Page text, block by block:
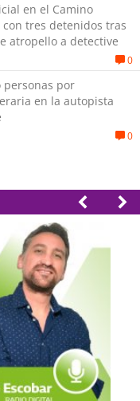
en el Camino
tres detenidos tras
atropello a detective
0
personas por
en la autopista
0